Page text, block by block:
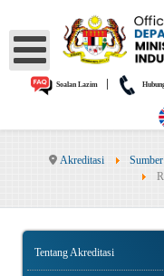
Soalan Lazim|
Akreditasi Sumber
Tentang Akreditasi